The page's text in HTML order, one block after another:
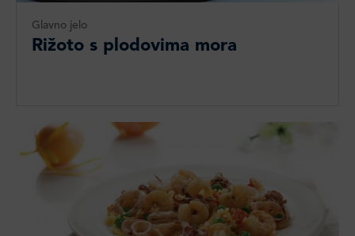
Glavno jelo
Rižoto s plodovima mora